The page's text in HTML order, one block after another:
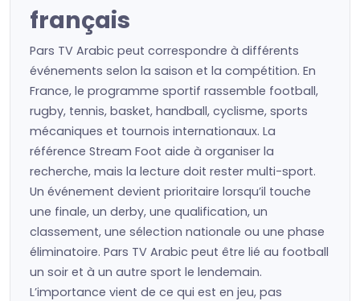
français
Pars TV Arabic peut correspondre à différents
événements selon la saison et la compétition. En
France, le programme sportif rassemble football,
rugby, tennis, basket, handball, cyclisme, sports
mécaniques et tournois internationaux. La
référence Stream Foot aide à organiser la
recherche, mais la lecture doit rester multi-sport.
Un événement devient prioritaire lorsqu’il touche
une finale, un derby, une qualification, un
classement, une sélection nationale ou une phase
éliminatoire. Pars TV Arabic peut être lié au football
un soir et à un autre sport le lendemain.
L’importance vient de ce qui est en jeu, pas